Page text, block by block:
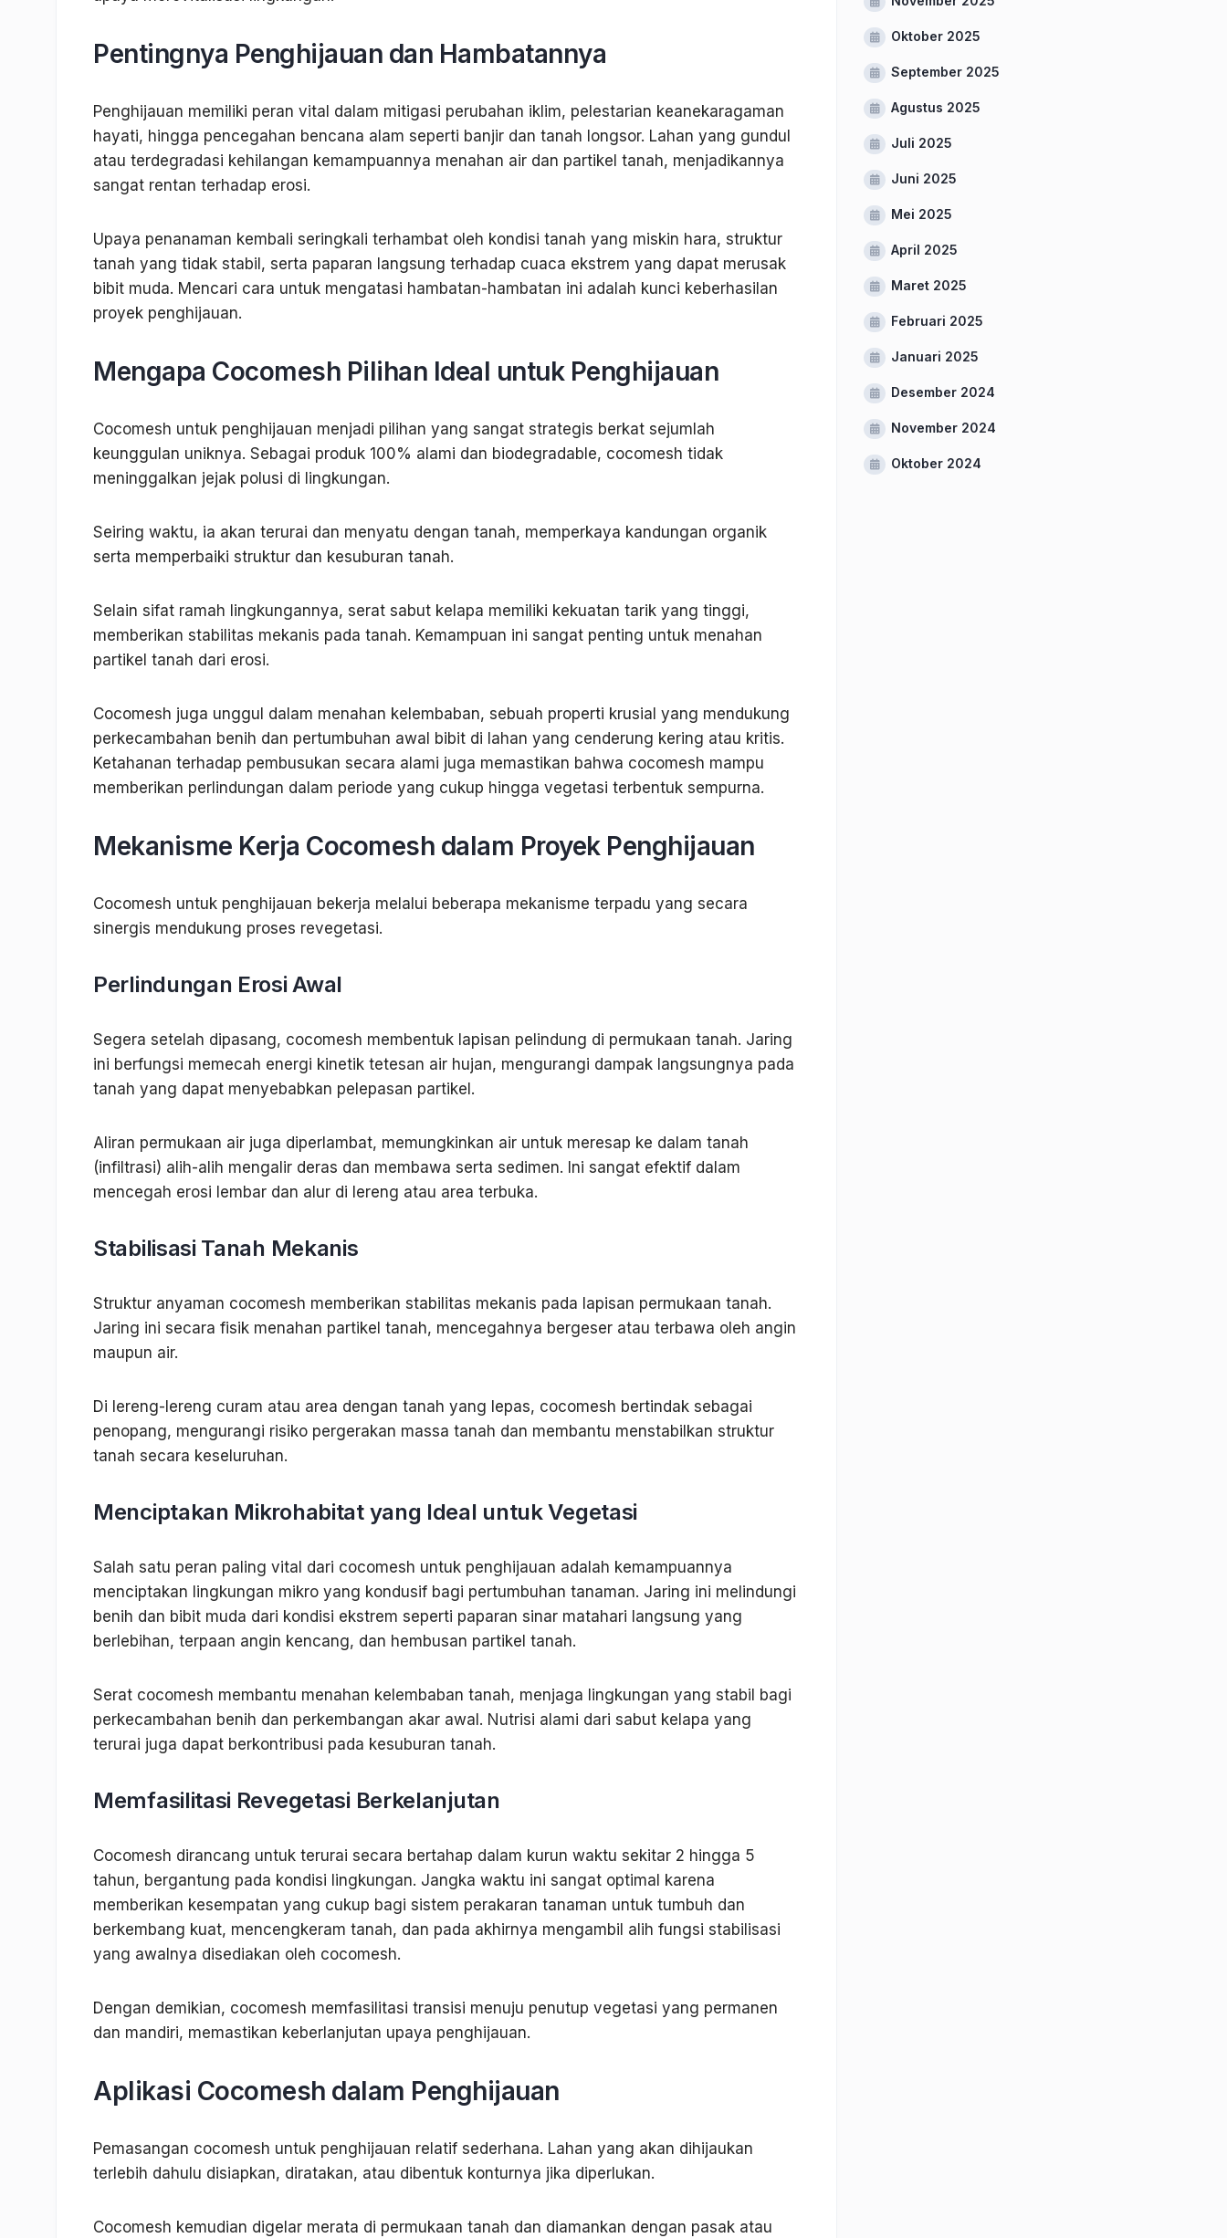
Pentingnya Penghijauan dan Hambatannya
Penghijauan memiliki peran vital dalam mitigasi perubahan iklim, pelestarian keanekaragaman
hayati, hingga pencegahan bencana alam seperti banjir dan tanah longsor. Lahan yang gundul
atau terdegradasi kehilangan kemampuannya menahan air dan partikel tanah, menjadikannya
sangat rentan terhadap erosi.
Upaya penanaman kembali seringkali terhambat oleh kondisi tanah yang miskin hara, struktur
tanah yang tidak stabil, serta paparan langsung terhadap cuaca ekstrem yang dapat merusak
bibit muda. Mencari cara untuk mengatasi hambatan-hambatan ini adalah kunci keberhasilan
proyek penghijauan.
Mengapa Cocomesh Pilihan Ideal untuk Penghijauan
Cocomesh untuk penghijauan menjadi pilihan yang sangat strategis berkat sejumlah
keunggulan uniknya. Sebagai produk 100% alami dan biodegradable, cocomesh tidak
meninggalkan jejak polusi di lingkungan.
Seiring waktu, ia akan terurai dan menyatu dengan tanah, memperkaya kandungan organik
serta memperbaiki struktur dan kesuburan tanah.
Selain sifat ramah lingkungannya, serat sabut kelapa memiliki kekuatan tarik yang tinggi,
memberikan stabilitas mekanis pada tanah. Kemampuan ini sangat penting untuk menahan
partikel tanah dari erosi.
Cocomesh juga unggul dalam menahan kelembaban, sebuah properti krusial yang mendukung
perkecambahan benih dan pertumbuhan awal bibit di lahan yang cenderung kering atau kritis.
Ketahanan terhadap pembusukan secara alami juga memastikan bahwa cocomesh mampu
memberikan perlindungan dalam periode yang cukup hingga vegetasi terbentuk sempurna.
Mekanisme Kerja Cocomesh dalam Proyek Penghijauan
Cocomesh untuk penghijauan bekerja melalui beberapa mekanisme terpadu yang secara
sinergis mendukung proses revegetasi.
Perlindungan Erosi Awal
Segera setelah dipasang, cocomesh membentuk lapisan pelindung di permukaan tanah. Jaring
ini berfungsi memecah energi kinetik tetesan air hujan, mengurangi dampak langsungnya pada
tanah yang dapat menyebabkan pelepasan partikel.
Aliran permukaan air juga diperlambat, memungkinkan air untuk meresap ke dalam tanah
(infiltrasi) alih-alih mengalir deras dan membawa serta sedimen. Ini sangat efektif dalam
mencegah erosi lembar dan alur di lereng atau area terbuka.
Stabilisasi Tanah Mekanis
Struktur anyaman cocomesh memberikan stabilitas mekanis pada lapisan permukaan tanah.
Jaring ini secara fisik menahan partikel tanah, mencegahnya bergeser atau terbawa oleh angin
maupun air.
Di lereng-lereng curam atau area dengan tanah yang lepas, cocomesh bertindak sebagai
penopang, mengurangi risiko pergerakan massa tanah dan membantu menstabilkan struktur
tanah secara keseluruhan.
Menciptakan Mikrohabitat yang Ideal untuk Vegetasi
Salah satu peran paling vital dari cocomesh untuk penghijauan adalah kemampuannya
menciptakan lingkungan mikro yang kondusif bagi pertumbuhan tanaman. Jaring ini melindungi
benih dan bibit muda dari kondisi ekstrem seperti paparan sinar matahari langsung yang
berlebihan, terpaan angin kencang, dan hembusan partikel tanah.
Serat cocomesh membantu menahan kelembaban tanah, menjaga lingkungan yang stabil bagi
perkecambahan benih dan perkembangan akar awal. Nutrisi alami dari sabut kelapa yang
terurai juga dapat berkontribusi pada kesuburan tanah.
Memfasilitasi Revegetasi Berkelanjutan
Cocomesh dirancang untuk terurai secara bertahap dalam kurun waktu sekitar 2 hingga 5
tahun, bergantung pada kondisi lingkungan. Jangka waktu ini sangat optimal karena
memberikan kesempatan yang cukup bagi sistem perakaran tanaman untuk tumbuh dan
berkembang kuat, mencengkeram tanah, dan pada akhirnya mengambil alih fungsi stabilisasi
yang awalnya disediakan oleh cocomesh.
Dengan demikian, cocomesh memfasilitasi transisi menuju penutup vegetasi yang permanen
dan mandiri, memastikan keberlanjutan upaya penghijauan.
Aplikasi Cocomesh dalam Penghijauan
Pemasangan cocomesh untuk penghijauan relatif sederhana. Lahan yang akan dihijaukan
terlebih dahulu disiapkan, diratakan, atau dibentuk konturnya jika diperlukan.
Cocomesh kemudian digelar merata di permukaan tanah dan diamankan dengan pasak atau
Oktober 2025
September 2025
Agustus 2025
Juli 2025
Juni 2025
Mei 2025
April 2025
Maret 2025
Februari 2025
Januari 2025
Desember 2024
November 2024
Oktober 2024